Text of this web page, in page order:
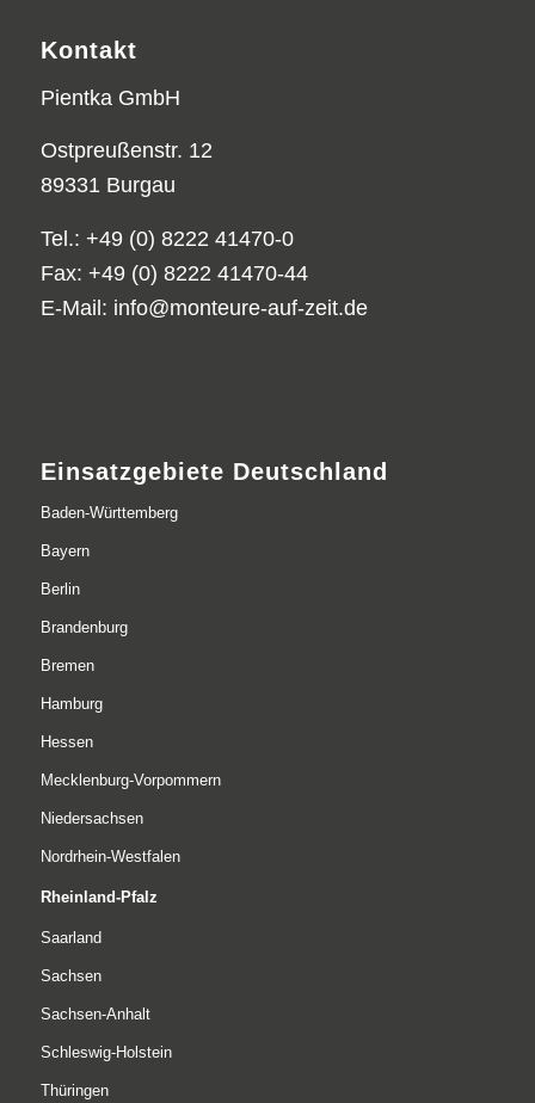
Kontakt
Pientka GmbH
Ostpreußenstr. 12
89331 Burgau
Tel.: +49 (0) 8222 41470-0
Fax: +49 (0) 8222 41470-44
E-Mail: info@monteure-auf-zeit.de
Einsatzgebiete Deutschland
Baden-Württemberg
Bayern
Berlin
Brandenburg
Bremen
Hamburg
Hessen
Mecklenburg-Vorpommern
Niedersachsen
Nordrhein-Westfalen
Rheinland-Pfalz
Saarland
Sachsen
Sachsen-Anhalt
Schleswig-Holstein
Thüringen